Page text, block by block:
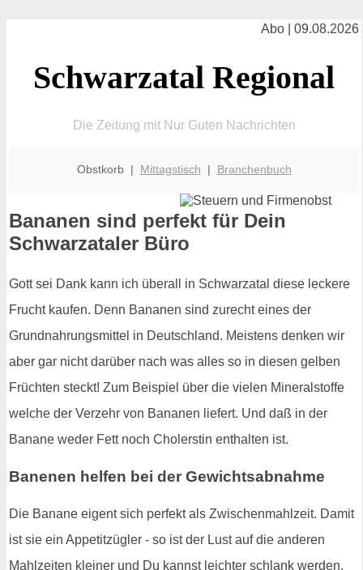
Abo | 09.08.2026
Schwarzatal Regional
Die Zeitung mit Nur Guten Nachrichten
Obstkorb | Mittagstisch | Branchenbuch
Bananen sind perfekt für Dein
Schwarzataler Büro
Gott sei Dank kann ich überall in Schwarzatal diese leckere
Frucht kaufen. Denn Bananen sind zurecht eines der
Grundnahrungsmittel in Deutschland. Meistens denken wir
aber gar nicht darüber nach was alles so in diesen gelben
Früchten steckt! Zum Beispiel über die vielen Mineralstoffe
welche der Verzehr von Bananen liefert. Und daß in der
Banane weder Fett noch Cholerstin enthalten ist.
Banenen helfen bei der Gewichtsabnahme
Die Banane eigent sich perfekt als Zwischenmahlzeit. Damit
ist sie ein Appetitzügler - so ist der Lust auf die anderen
Mahlzeiten kleiner und Du kannst leichter schlank werden.